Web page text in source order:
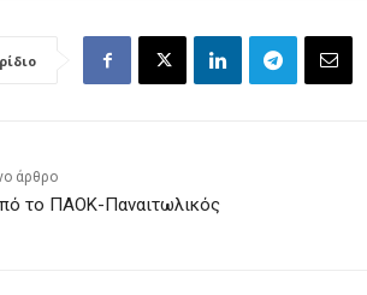
άρθρο
το ΠΑΟΚ-Παναιτωλικός